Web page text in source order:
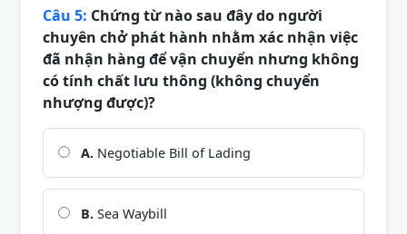
Câu 5: Chứng từ nào sau đây do người
chuyên chở phát hành nhằm xác nhận việc
đã nhận hàng để vận chuyển nhưng không
có tính chất lưu thông (không chuyển
nhượng được)?
A. Negotiable Bill of Lading
B. Sea Waybill